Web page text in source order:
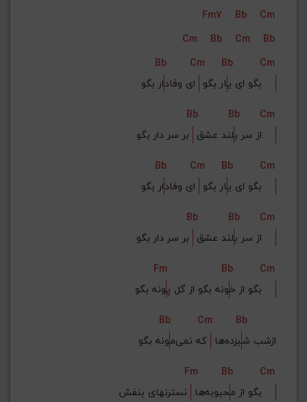
Fm7
Bb
Cm
Cm
Bb Cm
Bb
Bb
Cm Bb
Cm
بگو ای یار بگو ای وفاد
Bb
Bb
Cm
از سر بلند عشق
Bb
Cm Bb
Cm
بگو ای یار بگو ای وفاد
Bb
Bb
Cm
از سر بلند عشق
Fm
Bb
Cm
بگو از خونه بگو از گل پ
Bb
Cm
Bb
ازشب شبزده‌ها که نمی‌م ونه بگو
Fm
Bb
Cm
بگو از محبوبه‌ها